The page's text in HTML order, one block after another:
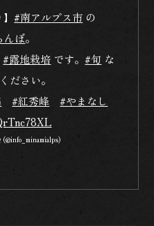
】#南アルプス市 の
んぼ。
#露地栽培 です。#旬 な
ださい。
#紅秀峰
#やまなし